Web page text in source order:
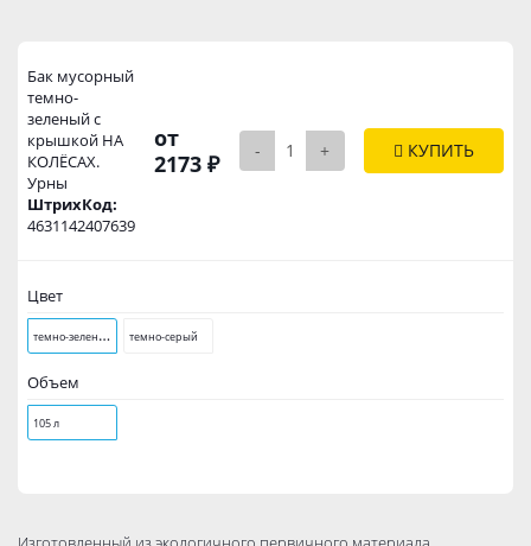
Бак мусорный
темно-
зеленый с
крышкой НА
КОЛЁСАХ.
Урны
ШтрихКод:
4631142407639
от
2173 ₽
- + КУПИТЬ
Цвет
т
емно-зеленый темно-серый
Объем
105 л